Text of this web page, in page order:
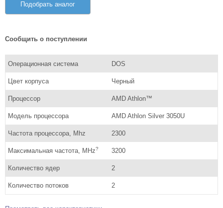
Подобрать аналог
Сообщить о поступлении
Операционная система DOS
Цвет корпуса Черный
Процессор AMD Athlon™
Модель процессора AMD Athlon Silver 3050U
Частота процессора, Mhz 2300
Максимальная частота, MHz? 3200
Количество ядер 2
Количество потоков 2